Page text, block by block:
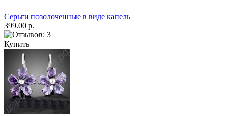
Серьги позолоченные в виде капель
399.00 р.
Купить